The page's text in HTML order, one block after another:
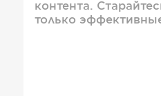
контента.
только